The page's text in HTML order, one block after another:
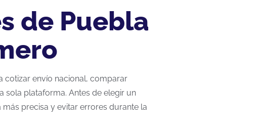
de Puebla
cotizar envío nacional, comparar
sola plataforma. Antes de elegir un
precisa y evitar errores durante la